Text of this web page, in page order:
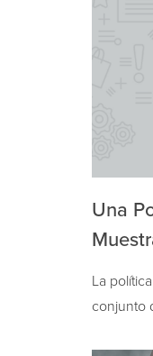
Una
La
conjunto